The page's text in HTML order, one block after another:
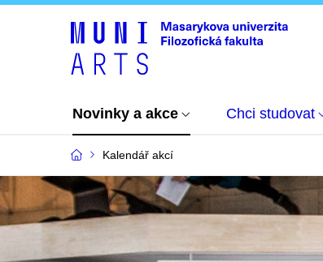
Novinky a akce Chci studovat
Kalendář akcí